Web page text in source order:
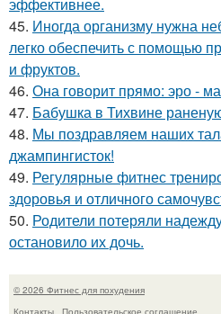
45. Иногда организму нужна
легко обеспечить с помощью
и фруктов.
46. Она говорит прямо: эро -
47. Бабушка в Тихвине
48. Мы поздравляем наших
джампингисток!
49. Регулярные фитнес
здоровья и отличного
50. Родители потеряли
остановило их дочь.
© 2026 Фитнес для похудения
Контакты
Пользовательское соглашение